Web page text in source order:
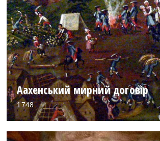
Аахенський мирний договір
1748